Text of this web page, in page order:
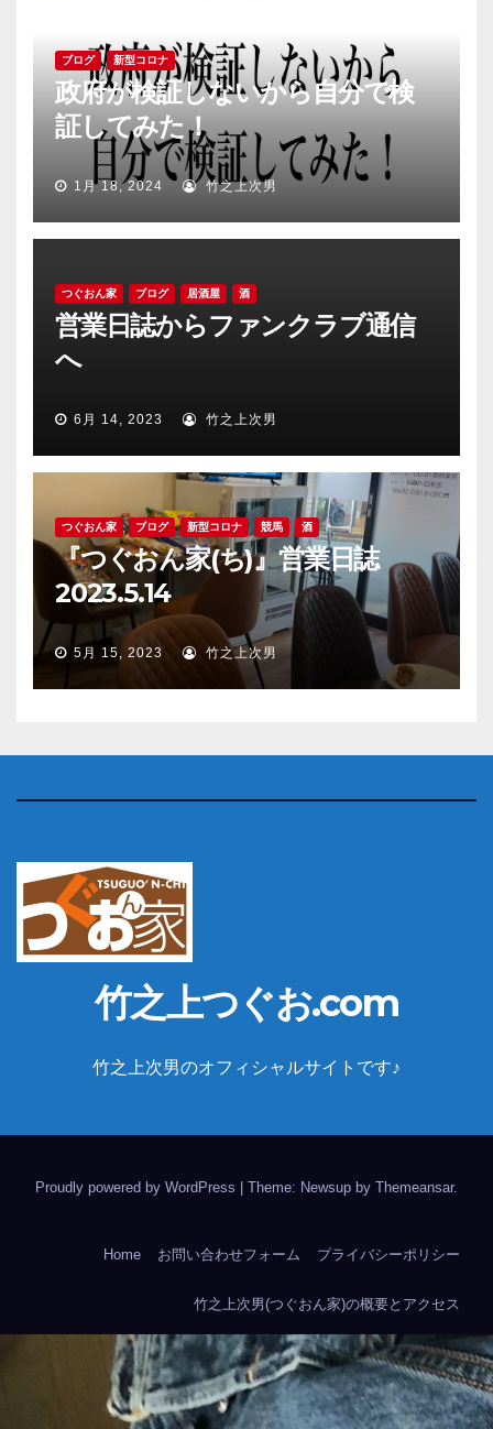
ブログ 新型コロナ
政府が検証しないから自分で検
証してみた！
1月 18, 2024 竹之上次男
つぐおん家 ブログ 居酒屋 酒
営業日誌からファンクラブ通信
へ
6月 14, 2023 竹之上次男
つぐおん家 ブログ 新型コロナ 競馬 酒
『つぐおん家(ち)』営業日誌
2023.5.14
5月 15, 2023 竹之上次男
竹之上つぐお.com
竹之上次男のオフィシャルサイトです♪
Proudly powered by WordPress Theme: Newsup by Themeansar.
Home お問い合わせフォーム プライバシーポリシー
竹之上次男(つぐおん家)の概要とアクセス